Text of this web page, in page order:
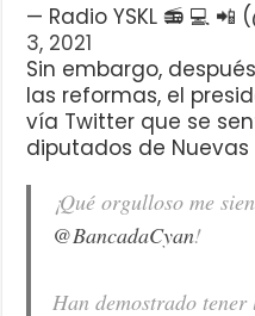
— Radio YSKL 📻 💻 📲
3, 2021
Sin embargo,
las reformas, el
vía Twitter que se
diputados de Nuevas
¡Qué orgulloso me
@BancadaCyan!
Han demostrado